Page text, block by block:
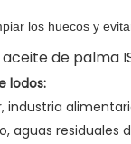
los huecos y
lodos:
industria
aguas residuales